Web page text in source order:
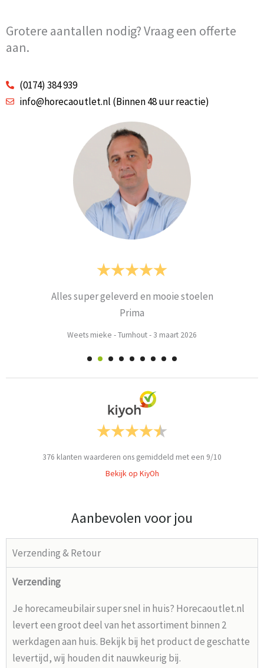
Grotere aantallen nodig? Vraag een offerte
aan.
(0174) 384 939
info@horecaoutlet.nl (Binnen 48 uur reactie)
Alles super geleverd en mooie stoelen
Prima
Weets mieke -Turnhout- 3 maart 2026
376 klanten waarderen ons gemiddeld met een 9/10
Bekijk op KiyOh
Aanbevolen voor jou
Verzending & Retour
Verzending
Je horecameubilair super snel in huis? Horecaoutlet.nl
levert een groot deel van het assortiment binnen 2
werkdagen aan huis. Bekijk bij het product de geschatte
levertijd, wij houden dit nauwkeurig bij.